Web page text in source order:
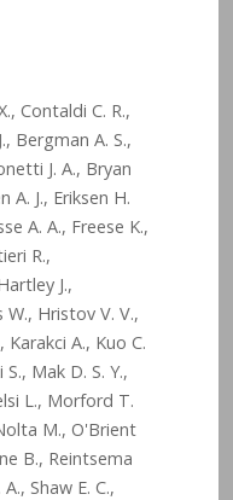
Contaldi C. R.,
Bergman A. S.,
J. A., Bryan
A. J., Eriksen H.
A. A., Freese K.,
R.,
J.,
Hristov V. V.,
Karakci A., Kuo C.
Mak D. S. Y.,
L., Morford T.
M., O'Brient
B., Reintsema
Shaw E. C.,